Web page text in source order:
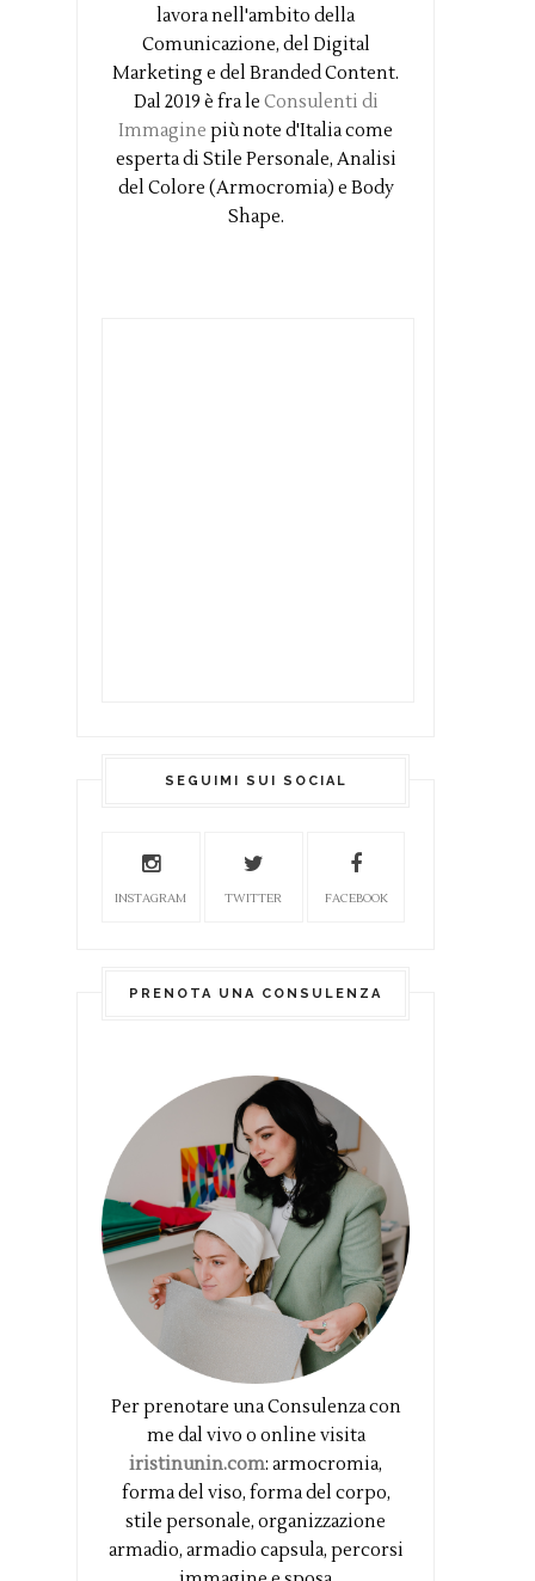
lavora nell'ambito della
Comunicazione, del Digital
Marketing e del Branded Content.
Dal 2019 è fra le Consulenti di
Immagine più note d'Italia come
esperta di Stile Personale, Analisi
del Colore (Armocromia) e Body
Shape.
SEGUIMI SUI SOCIAL
INSTAGRAM TWITTER FACEBOOK
PRENOTA UNA CONSULENZA
Per prenotare una Consulenza con
me dal vivo o online visita
iristinunin.com: armocromia,
forma del viso, forma del corpo,
stile personale, organizzazione
armadio, armadio capsula, percorsi